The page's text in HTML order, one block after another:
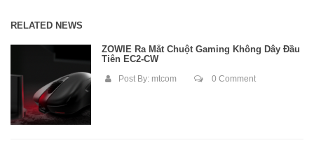
RELATED NEWS
ZOWIE Ra Mắt Chuột Gaming Không Dây Đầu
Tiên EC2-CW
Post By: mtcom 0 Comment